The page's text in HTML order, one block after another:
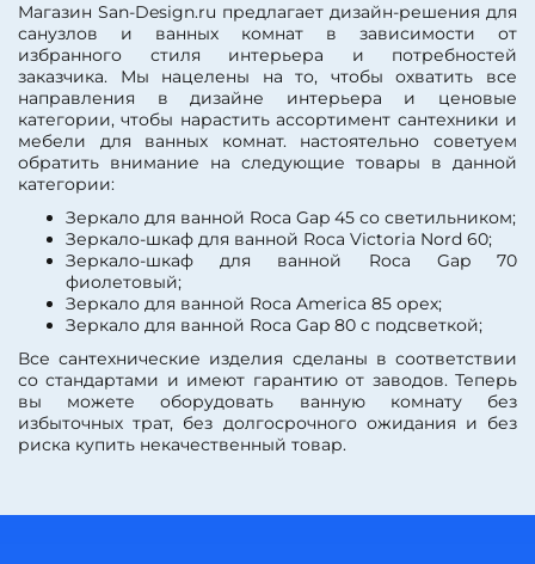
Тип выключателя: без
выключателя
Покрытие фасада:
глянцевое
Покрытие фасада:
пленка
Тип светильника:
внешний
Вид зеркала:
полкой и шкафом
Фурнитура: хром
Подсветка: есть
Шкаф:
есть
Полка:
есть
Стиль: современный
Форма: Прямоугольная
Материал корпуса: ДСП
Материал фасада: МДФ
Покрытие корпуса:
Покрытие корпуса:
глянцевое
Магазин San-Design.ru предлагает дизайн-решения для
санузлов и ванных комнат в зависимости от
избранного стиля интерьера и потребностей
заказчика. Мы нацелены на то, чтобы охватить все
направления в дизайне интерьера и ценовые
категории, чтобы нарастить ассортимент сантехники и
мебели для ванных комнат. настоятельно советуем
обратить внимание на следующие товары в данной
категории:
Зеркало для ванной Roca Gap 45 со светильником;
Зеркало-шкаф для ванной Roca Victoria Nord 60;
Зеркало-шкаф для ванной Roca Gap 70
фиолетовый;
Зеркало для ванной Roca America 85 орех;
Зеркало для ванной Roca Gap 80 с подсветкой;
Все сантехнические изделия сделаны в соответствии
со стандартами и имеют гарантию от заводов. Теперь
вы можете оборудовать ванную комнату без
избыточных трат, без долгосрочного ожидания и без
риска купить некачественный товар.